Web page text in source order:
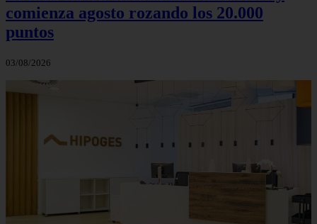
comienza agosto rozando los 20.000
puntos
03/08/2026